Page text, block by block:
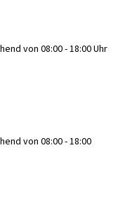
von 08:00 - 18:00 Uhr
von 08:00 - 18:00